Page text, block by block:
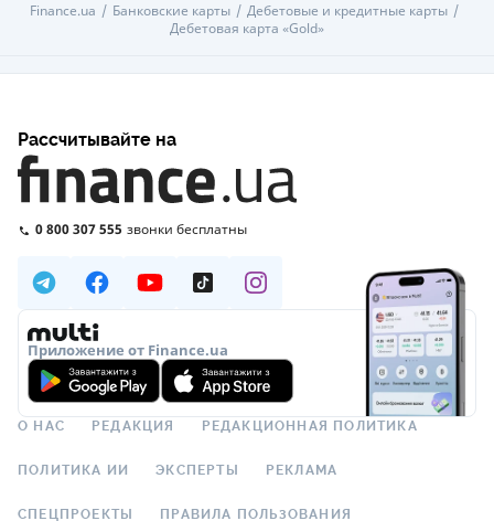
Finance.ua Банковские карты
Дебетовые и кредитные карты
Дебетовая карта «Gold»
Рассчитывайте на
0 800 307 555 звонки бесплатны
Приложение от Finance.ua
О НАС РЕДАКЦИЯ РЕДАКЦИОННАЯ ПОЛИТИКА
ПОЛИТИКА ИИ ЭКСПЕРТЫ РЕКЛАМА
СПЕЦПРОЕКТЫ ПРАВИЛА ПОЛЬЗОВАНИЯ